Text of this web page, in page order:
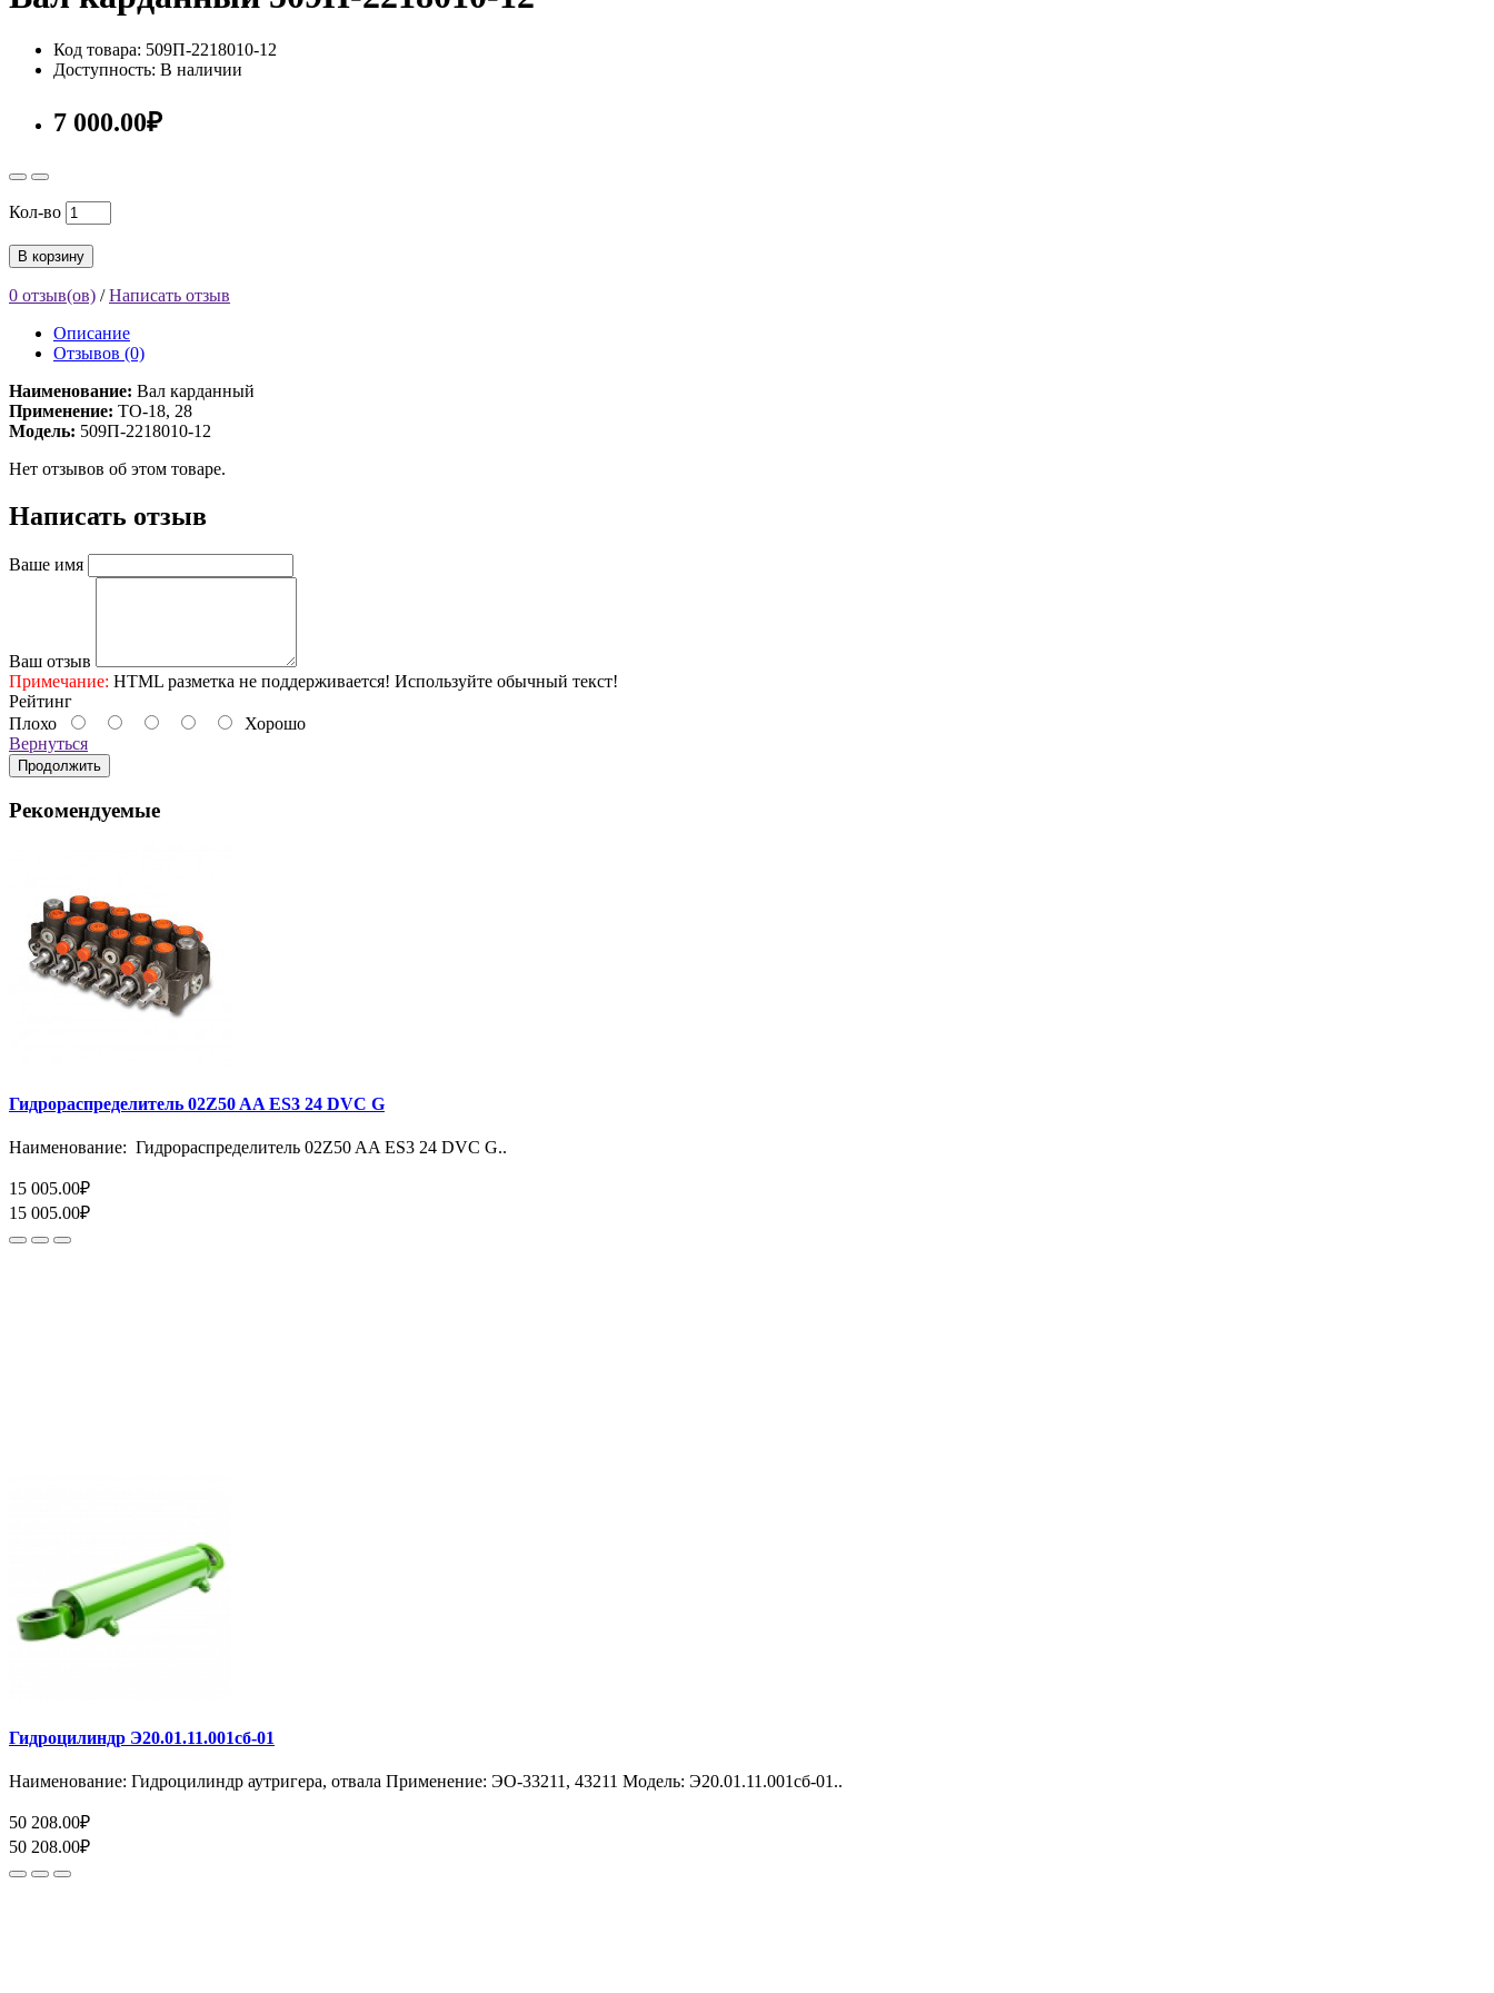
Код товара: 509П-2218010-12
Доступность: В наличии
7 000.00₽
Кол-во
В корзину
0 отзыв(ов) /Написать отзыв
Описание
Отзывов (0)
Наименование: Вал карданный
Применение: ТО-18, 28
Модель: 509П-2218010-12
Нет отзывов об этом товаре.
Написать отзыв
Ваше имя
Ваш отзыв
Примечание: HTML разметка не поддерживается! Используйте обычный текст!
Рейтинг
Плохо
Хорошо
Вернуться
Продолжить
Рекомендуемые
Гидрораспределитель 02Z50 AA ES3 24 DVC G
Наименование: Гидрораспределитель 02Z50 AA ES3 24 DVC G..
15 005.00₽
15 005.00₽
Гидроцилиндр Э20.01.11.001сб-01
Наименование: Гидроцилиндр аутригера, отвала Применение: ЭО-33211, 43211 Модель: Э20.01.11.001сб-01..
50 208.00₽
50 208.00₽